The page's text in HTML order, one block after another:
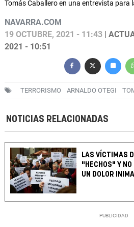
Tomás Caballero en una entrevista para
NAVARRA.COM
19 OCTUBRE, 2021 - 11:43 |
2021 - 10:51
TERRORISMO ARNALDO OTEGI
NOTICIAS RELACIONADAS
LAS VÍCTIMAS
"HECHOS" Y
UN DOLOR